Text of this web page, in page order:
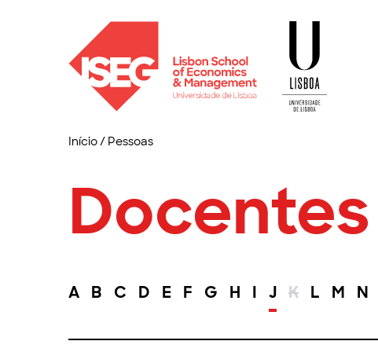
Início/ Pessoas
Docentes
A B C D E F G H I J K L M N